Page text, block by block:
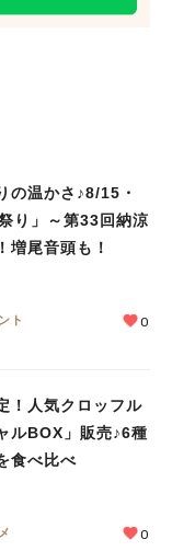
の温かさ♪8/15・
り」～第33回納涼
増尾音頭も！
ト 0
！人気クロッフル
ルBOX」販売♪6種
食べ比べ
0